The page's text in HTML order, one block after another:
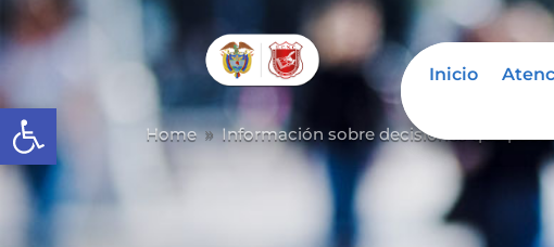
Abrir barra de herramientas
Inicio
Home 9 Información sobre decisiones que
Inicio